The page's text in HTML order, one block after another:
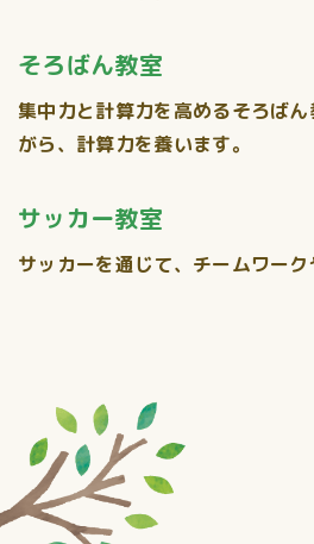
そろばん教室
集中力と計算力を高めるそろば
がら、計算力を養います。
サッカー教室
サッカーを通じて、チームワーク